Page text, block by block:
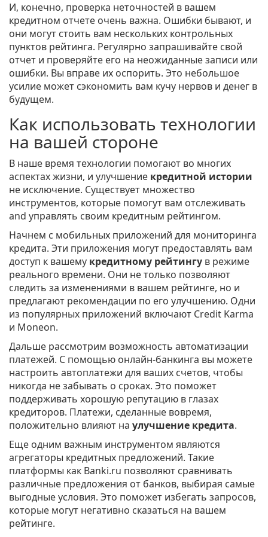
И, конечно, проверка неточностей в вашем
кредитном отчете очень важна. Ошибки бывают, и
они могут стоить вам нескольких контрольных
пунктов рейтинга. Регулярно запрашивайте свой
отчет и проверяйте его на неожиданные записи или
ошибки. Вы вправе их оспорить. Это небольшое
усилие может сэкономить вам кучу нервов и денег в
будущем.
Как использовать технологии
на вашей стороне
В наше время технологии помогают во многих
аспектах жизни, и улучшение кредитной истории
не исключение. Существует множество
инструментов, которые помогут вам отслеживать
and управлять своим кредитным рейтингом.
Начнем с мобильных приложений для мониторинга
кредита. Эти приложения могут предоставлять вам
доступ к вашему кредитному рейтингу в режиме
реального времени. Они не только позволяют
следить за изменениями в вашем рейтинге, но и
предлагают рекомендации по его улучшению. Одни
из популярных приложений включают Credit Karma
и Moneon.
Дальше рассмотрим возможность автоматизации
платежей. С помощью онлайн-банкинга вы можете
настроить автоплатежи для ваших счетов, чтобы
никогда не забывать о сроках. Это поможет
поддерживать хорошую репутацию в глазах
кредиторов. Платежи, сделанные вовремя,
положительно влияют на улучшение кредита.
Еще одним важным инструментом являются
агрегаторы кредитных предложений. Такие
платформы как Banki.ru позволяют сравнивать
различные предложения от банков, выбирая самые
выгодные условия. Это поможет избегать запросов,
которые могут негативно сказаться на вашем
рейтинге.